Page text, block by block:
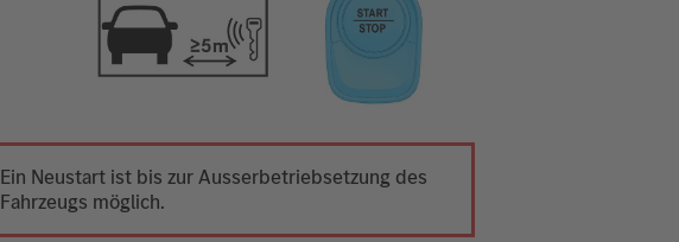
Ein Neustart ist bis zur Ausserbetriebsetzung des
Fahrzeugs möglich.